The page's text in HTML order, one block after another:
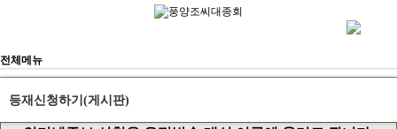
전체메뉴
등재신청하기(게시판)